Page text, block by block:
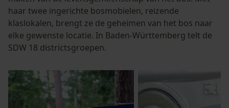
haar twee ingerichte bosmobielen, reizende
klaslokalen, brengt ze de geheimen van het bos naar
elke gewenste locatie. In Baden-Württemberg telt de
SDW 18 districtsgroepen.